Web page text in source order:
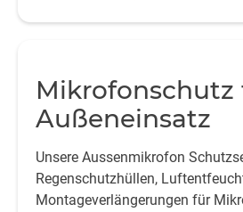
Mikrofonschutz
Außeneinsatz
Unsere Aussenmikrofon
Regenschutzhüllen,
Montageverlängerungen für